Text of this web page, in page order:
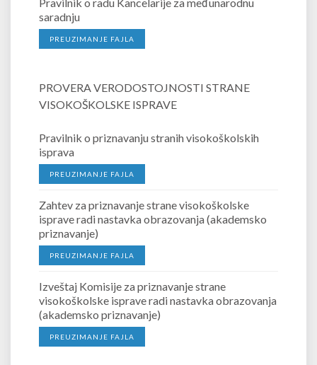
saradnju
PREUZIMANJE FAJLA
PROVERA VERODOSTOJNOSTI STRANE
VISOKOŠKOLSKE ISPRAVE
Pravilnik o priznavanju stranih visokoškolskih
isprava
PREUZIMANJE FAJLA
Zahtev za priznavanje strane visokoškolske
isprave radi nastavka obrazovanja (akademsko
priznavanje)
PREUZIMANJE FAJLA
Izveštaj Komisije za priznavanje strane
visokoškolske isprave radi nastavka obrazovanja
(akademsko priznavanje)
PREUZIMANJE FAJLA